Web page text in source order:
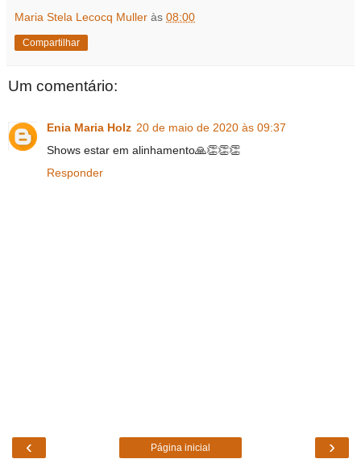
Maria Stela Lecocq Muller às 08:00
Compartilhar
Um comentário:
Enia Maria Holz 20 de maio de 2020 às 09:37
Shows estar em alinhamento🙏👏👏👏
Responder
‹ ›
Página inicial